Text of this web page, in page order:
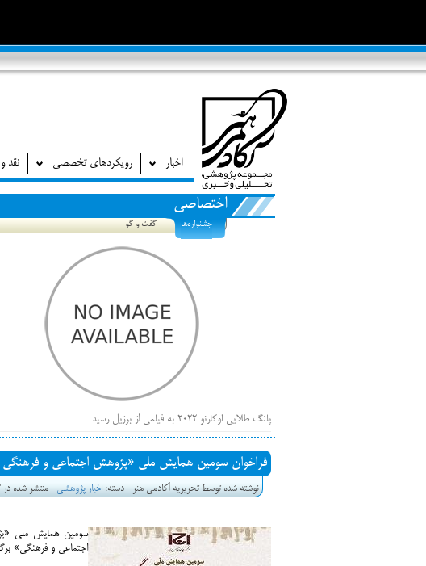
اخبار رویکردهای تخصصی نقد
اختصاصی
جشنواره‌ها گفت و گو
پلنگ طلایی لوکارنو ۲۰۲۲ به فیلمی از برزیل رسید
فهرست فیلم‌های بخش مسابقه جشنواره فیلم ونیز
ایرانی‌ها
بیرون راندن فیلم‌های منتسب به حامیان کرملین از جشنواره کن، راه برای
باز است
فراخوان سومین همایش ملی «پژوهش اجتماعی و فرهنگی
نوشته شده توسط تحریریه آکادمی هنر دسته:اخبار پژوهشی منتشر شده در 1393-05-12 01:35
سومین همایش ملی
اجتماعی و فرهنگی»